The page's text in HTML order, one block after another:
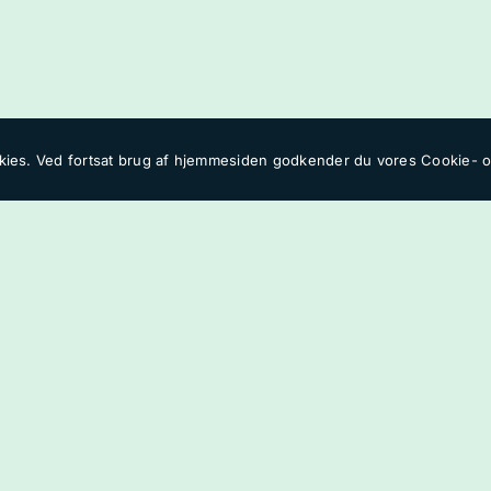
Indkomne ordrer
Ved fortsat brug af hjemmesiden godkender du voresCookie-